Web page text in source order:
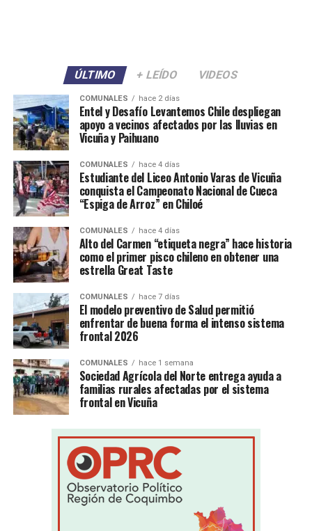
ÚLTIMO + LEÍDO VIDEOS
COMUNALES hace 2 días
Entel y Desafío Levantemos Chile despliegan
apoyo a vecinos afectados por las lluvias en
Vicuña y Paihuano
COMUNALES hace 4 días
Estudiante del Liceo Antonio Varas de Vicuña
conquista el Campeonato Nacional de Cueca
“Espiga de Arroz” en Chiloé
COMUNALES hace 4 días
Alto del Carmen “etiqueta negra” hace historia
como el primer pisco chileno en obtener una
estrella Great Taste
COMUNALES hace 7 días
El modelo preventivo de Salud permitió
enfrentar de buena forma el intenso sistema
frontal 2026
COMUNALES hace 1 semana
Sociedad Agrícola del Norte entrega ayuda a
familias rurales afectadas por el sistema
frontal en Vicuña